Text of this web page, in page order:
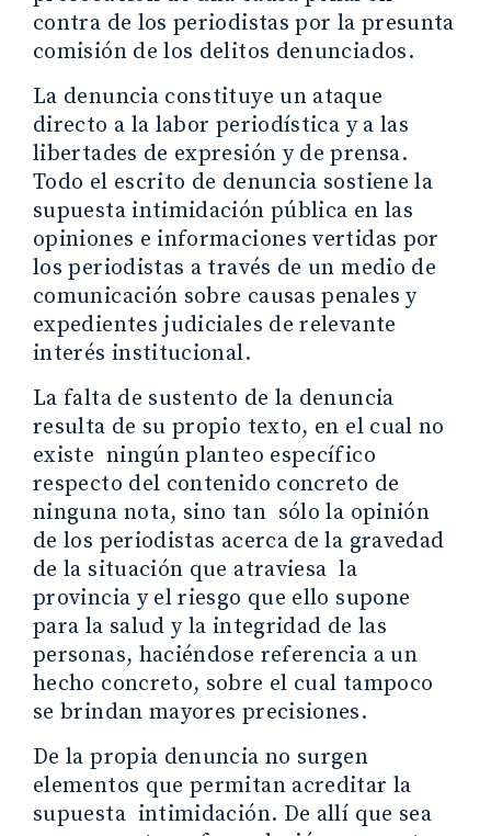
contra de los periodistas por la presunta
comisión de los delitos denunciados.
La denuncia constituye un ataque
directo a la labor periodística y a las
libertades de expresión y de prensa.
Todo el escrito de denuncia sostiene la
supuesta intimidación pública en las
opiniones e informaciones vertidas por
los periodistas a través de un medio de
comunicación sobre causas penales y
expedientes judiciales de relevante
interés institucional.
La falta de sustento de la denuncia
resulta de su propio texto, en el cual no
existe ningún planteo específico
respecto del contenido concreto de
ninguna nota, sino tan sólo la opinión
de los periodistas acerca de la gravedad
de la situación que atraviesa la
provincia y el riesgo que ello supone
para la salud y la integridad de las
personas, haciéndose referencia a un
hecho concreto, sobre el cual tampoco
se brindan mayores precisiones.
De la propia denuncia no surgen
elementos que permitan acreditar la
supuesta intimidación. De allí que sea